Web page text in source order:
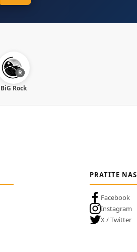
BiG Rock
PRATITE NAS
Facebook
Instagram
X / Twitter